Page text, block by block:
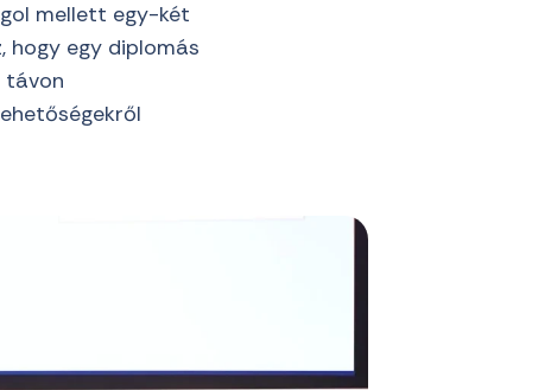
mellett egy-két
hogy egy diplomás
távon